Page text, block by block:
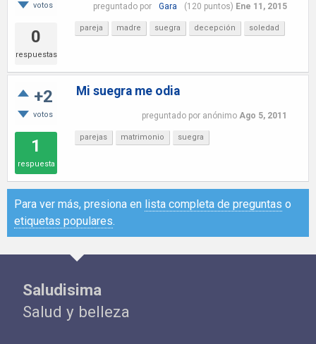
votos
0
respuestas
preguntado por Gara (120 puntos) Ene 11, 2015
pareja madre suegra decepción soledad
+2
votos
1
respuesta
Mi suegra me odia
preguntado por anónimo Ago 5, 2011
parejas matrimonio suegra
Para ver más, presiona en lista completa de preguntas o
etiquetas populares.
Saludisima
Salud y belleza